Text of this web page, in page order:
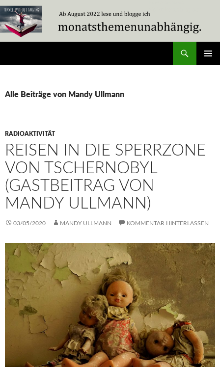
Zum
Inhalt
springen
Alle Beiträge von Mandy Ullmann
RADIOAKTIVITÄT
REISEN IN DIE SPERRZONE
VON TSCHERNOBYL
(GASTBEITRAG VON
MANDY ULLMANN)
03/05/2020 MANDY ULLMANN KOMMENTAR HINTERLASSEN